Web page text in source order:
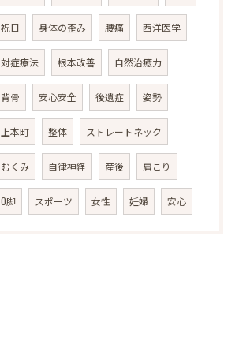
祝日 身体の歪み 腰痛 西洋医学
対症療法 根本改善 自然治癒力
背骨 安心安全 後遺症 姿勢
上本町 整体 ストレートネック
むくみ 自律神経 産後 肩こり
O脚 スポーツ 女性 妊婦 安心